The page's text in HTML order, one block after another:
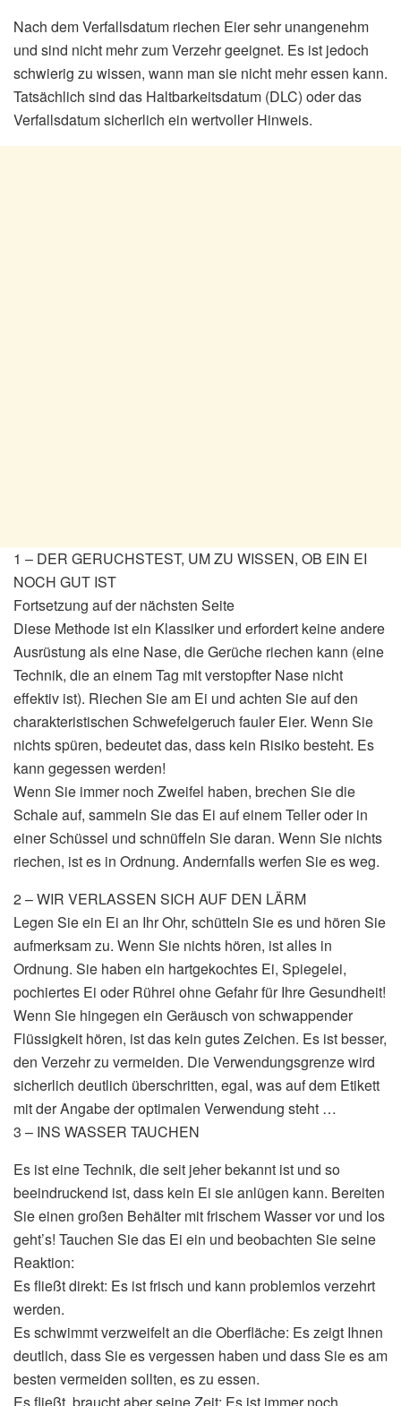
Nach dem Verfallsdatum riechen Eier sehr unangenehm
und sind nicht mehr zum Verzehr geeignet. Es ist jedoch
schwierig zu wissen, wann man sie nicht mehr essen kann.
Tatsächlich sind das Haltbarkeitsdatum (DLC) oder das
Verfallsdatum sicherlich ein wertvoller Hinweis.
1 – DER GERUCHSTEST, UM ZU WISSEN, OB EIN EI
NOCH GUT IST
Fortsetzung auf der nächsten Seite
Diese Methode ist ein Klassiker und erfordert keine andere
Ausrüstung als eine Nase, die Gerüche riechen kann (eine
Technik, die an einem Tag mit verstopfter Nase nicht
effektiv ist). Riechen Sie am Ei und achten Sie auf den
charakteristischen Schwefelgeruch fauler Eier. Wenn Sie
nichts spüren, bedeutet das, dass kein Risiko besteht. Es
kann gegessen werden!
Wenn Sie immer noch Zweifel haben, brechen Sie die
Schale auf, sammeln Sie das Ei auf einem Teller oder in
einer Schüssel und schnüffeln Sie daran. Wenn Sie nichts
riechen, ist es in Ordnung. Andernfalls werfen Sie es weg.
2 – WIR VERLASSEN SICH AUF DEN LÄRM
Legen Sie ein Ei an Ihr Ohr, schütteln Sie es und hören Sie
aufmerksam zu. Wenn Sie nichts hören, ist alles in
Ordnung. Sie haben ein hartgekochtes Ei, Spiegelei,
pochiertes Ei oder Rührei ohne Gefahr für Ihre Gesundheit!
Wenn Sie hingegen ein Geräusch von schwappender
Flüssigkeit hören, ist das kein gutes Zeichen. Es ist besser,
den Verzehr zu vermeiden. Die Verwendungsgrenze wird
sicherlich deutlich überschritten, egal, was auf dem Etikett
mit der Angabe der optimalen Verwendung steht …
3 – INS WASSER TAUCHEN
Es ist eine Technik, die seit jeher bekannt ist und so
beeindruckend ist, dass kein Ei sie anlügen kann. Bereiten
Sie einen großen Behälter mit frischem Wasser vor und los
geht’s! Tauchen Sie das Ei ein und beobachten Sie seine
Reaktion:
Es fließt direkt: Es ist frisch und kann problemlos verzehrt
werden.
Es schwimmt verzweifelt an die Oberfläche: Es zeigt Ihnen
deutlich, dass Sie es vergessen haben und dass Sie es am
besten vermeiden sollten, es zu essen.
Es fließt, braucht aber seine Zeit: Es ist immer noch